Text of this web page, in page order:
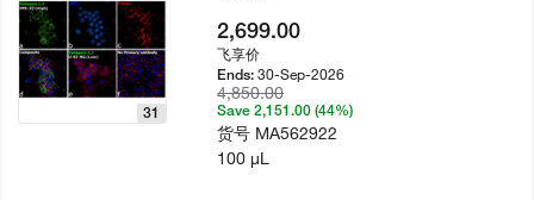
31
2,699.00
飞享价
Ends:30-Sep-2026
4,850.00
Save 2,151.00 (44%)
货号 MA562922
100 µL